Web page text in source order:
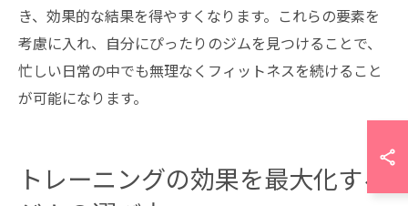
き、効果的な結果を得やすくなります。これらの要素を
考慮に入れ、自分にぴったりのジムを見つけることで、
忙しい日常の中でも無理なくフィットネスを続けること
が可能になります。
トレーニングの効果を最大化する